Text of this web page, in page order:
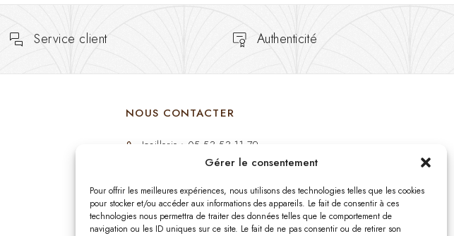
Gérer le consentement
Pour offrir les meilleures expériences, nous utilisons des technologies telles que les cookies
pour stocker et/ou accéder aux informations des appareils. Le fait de consentir à ces
technologies nous permettra de traiter des données telles que le comportement de
navigation ou les ID uniques sur ce site. Le fait de ne pas consentir ou de retirer son
Service client Authenticité
NOUS CONTACTER
Joaillerie : 05 53 53 11 79
Mardi au Samedi: 09:00 - 19:00
bijouterie.lavergne@orange.fr